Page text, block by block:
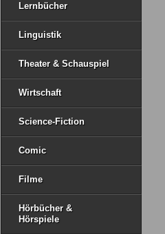
Lernbücher
Linguistik
Theater & Schauspiel
Wirtschaft
Science-Fiction
Comic
Filme
Hörbücher &
Hörspiele